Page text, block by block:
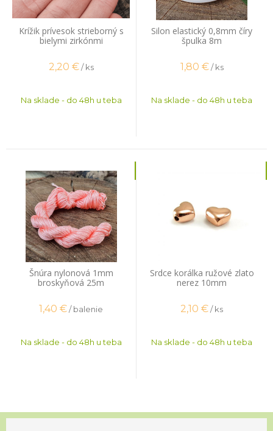
Krížik prívesok strieborný s
bielymi zirkónmi
2,20 € / ks
Na sklade - do 48h u teba
Silon elastický 0,8mm číry
špulka 8m
1,80 € / ks
Na sklade - do 48h u teba
Šnúra nylonová 1mm
broskyňová 25m
1,40 €/ balenie
Na sklade - do 48h u teba
Srdce korálka ružové zlato
nerez 10mm
2,10 €/ ks
Na sklade - do 48h u teba